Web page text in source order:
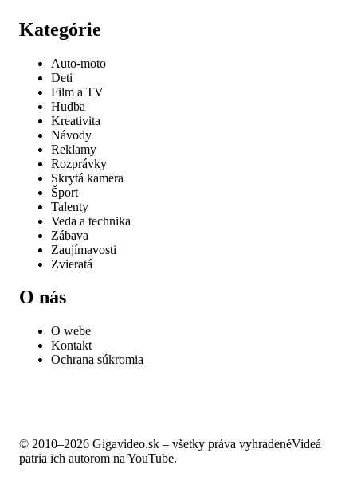
Kategórie
Auto-moto
Deti
Film a TV
Hudba
Kreativita
Návody
Reklamy
Rozprávky
Skrytá kamera
Šport
Talenty
Veda a technika
Zábava
Zaujímavosti
Zvieratá
O nás
O webe
Kontakt
Ochrana súkromia
© 2010–2026 Gigavideo.sk – všetky práva vyhradenéVideá
patria ich autorom na YouTube.